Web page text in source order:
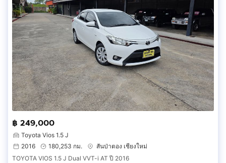
฿ 249,000
Toyota Vios 1.5 J
2016
180,253 กม.
สันป่าตอง เชียงใหม่
TOYOTA VIOS 1.5 J Dual VVT-i AT ปี 2016